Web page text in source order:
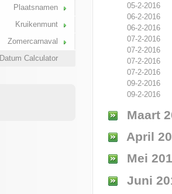
Plaatsnamen
Kruikenmunt
Zomercarnaval
Datum Calculator
05-2-2016
06-2-2016
06-2-2016
07-2-2016
07-2-2016
07-2-2016
07-2-2016
09-2-2016
09-2-2016
Maart
April
Mei
Juni